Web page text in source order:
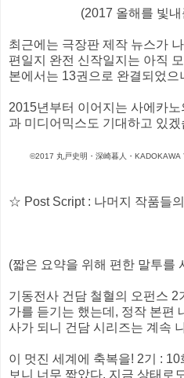
(2017 올해를 빛
최근에는 극장판 제작 뉴스가
편일지 완전 신작일지는 아직
본에서는 13권으로 완결되었
2015년부터 이어지는 사에카
과 미디어믹스도 기대하고 있겠
©2017 丸戸史明・深崎暮人・KADOKAWA
☆ Post Script : 나머지 작품들
(짧은 요약을 위해 편한 말투를
기동전사 건담 철혈의 오펀스 2
가를 듣기는 했는데, 정작 본편
사가 되니 건담 시리즈는 계속
이 멋진 세계에 축복을! 2기 :
보니 너무 짧았다. 지금 상태로